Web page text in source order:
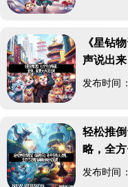
《星钻
声说出来
发布时间
轻松推
略，全
发布时间